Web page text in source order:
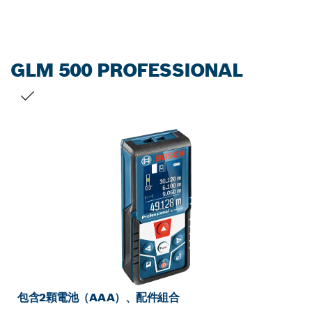
GLM 500 PROFESSIONAL
包含2顆電池（AAA）、配件組合